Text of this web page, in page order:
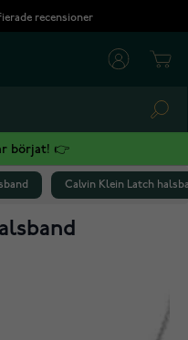
recensioner
börjat! 👉
Calvin Klein Latch